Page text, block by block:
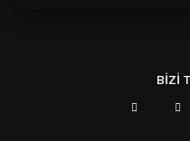
BİZİ